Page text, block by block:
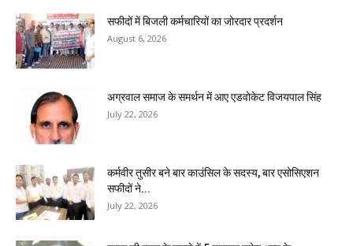
सफीदों में बिजली कर्मचारियों का जोरदार प्रदर्शन
August 6, 2026
अग्रवाल समाज के समर्थन में आए एडवोकेट विजयपाल सिंह
July 22, 2026
कर्मवीर तुसीर बने बार काउंसिल के सदस्य, बार एसोसिएशन
सफीदों ने...
July 22, 2026